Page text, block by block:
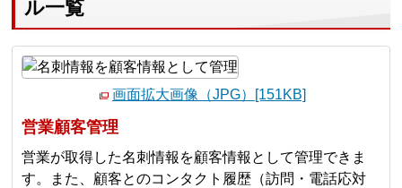
ル一覧
画面拡大画像（JPG）[151KB]
営業顧客管理
営業が取得した名刺情報を顧客情報として管理できま
す。また、顧客とのコンタクト履歴（訪問・電話応対